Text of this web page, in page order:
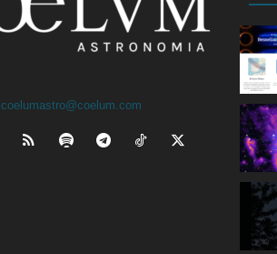
coelumastro@coelum.com